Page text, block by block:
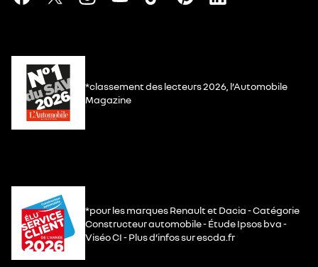
*classement des lecteurs 2026, l’Automobile
Magazine
*pour les marques Renault et Dacia - Catégorie
Constructeur automobile - Étude Ipsos bva -
Viséo CI - Plus d’infos sur escda.fr